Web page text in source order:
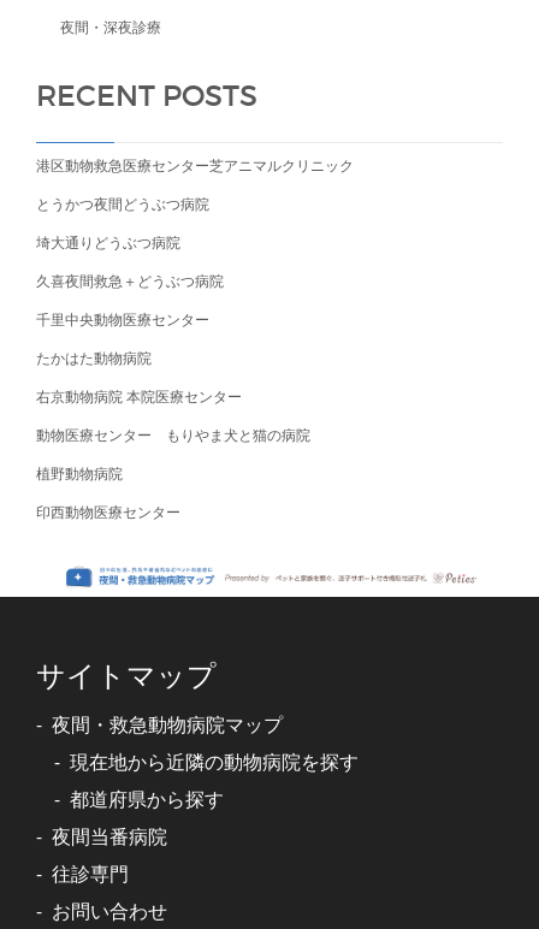
夜間・深夜診療
RECENT POSTS
港区動物救急医療センター芝アニマルクリニック
とうかつ夜間どうぶつ病院
埼大通りどうぶつ病院
久喜夜間救急＋どうぶつ病院
千里中央動物医療センター
たかはた動物病院
右京動物病院 本院医療センター
動物医療センター もりやま犬と猫の病院
植野動物病院
印西動物医療センター
サイトマップ
夜間・救急動物病院マップ
現在地から近隣の動物病院を探す
都道府県から探す
夜間当番病院
往診専門
お問い合わせ